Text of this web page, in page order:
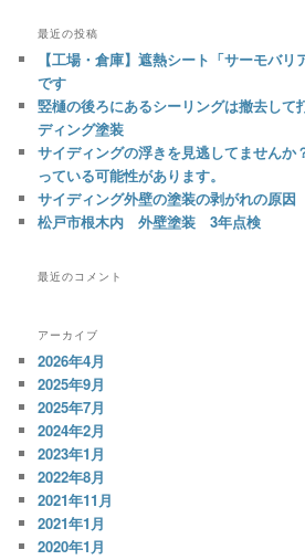
最近の投稿
【工場・倉庫】遮熱シート「サーモバ
です
竪樋の後ろにあるシーリングは撤去して
ディング塗装
サイディングの浮きを見逃してませんか
っている可能性があります。
サイディング外壁の塗装の剥がれの原因
松戸市根木内 外壁塗装 3年点検
最近のコメント
アーカイブ
2026年4月
2025年9月
2025年7月
2024年2月
2023年1月
2022年8月
2021年11月
2021年1月
2020年1月